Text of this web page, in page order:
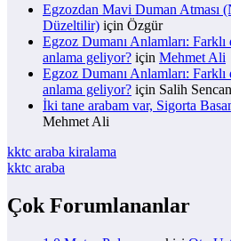
Egzozdan Mavi Duman Atması
Düzeltilir) için Özgür
Egzoz Dumanı Anlamları:
anlama geliyor? için Mehmet Ali
Egzoz Dumanı Anlamları:
anlama geliyor? için Salih Sencan
İki tane arabam var, Sigorta
Mehmet Ali
kktc araba kiralama
kktc araba
Çok Forumlananlar